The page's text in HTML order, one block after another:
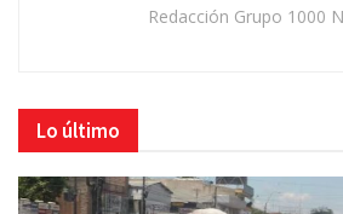
Redacción Grupo 1000
Lo último